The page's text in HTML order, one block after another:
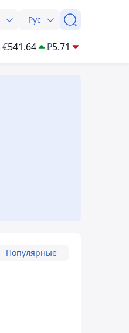
Рус
€541.64 ₽5.71
Популярные